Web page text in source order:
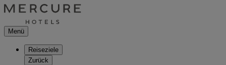
Menü
Reiseziele
Zurück